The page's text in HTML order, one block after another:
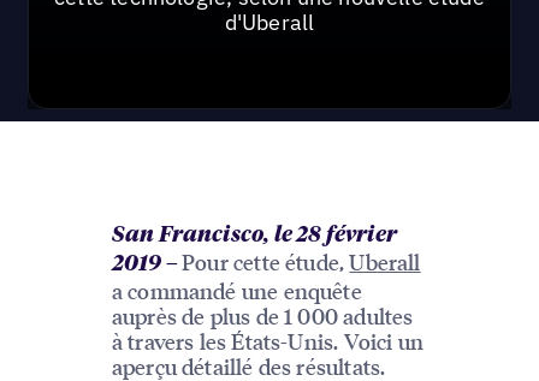
d'Uberall
San Francisco, le 28 février
2019 –Pour cette étude,Uberall
a commandé une enquête
auprès de plus de 1 000 adultes
à travers les États-Unis. Voici un
aperçu détaillé des résultats.